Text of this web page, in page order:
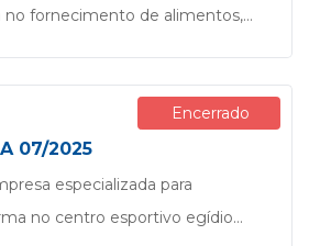
preços materiais de
no fornecimento de alimentos,
os alunos matriculados na
ensino, bem como outras
secretarias administrativas do
d’oeste/pr. edital de
005.2025 – contrataçao de mei
Encerrado
07/2025
especializada para
no centro esportivo egídio